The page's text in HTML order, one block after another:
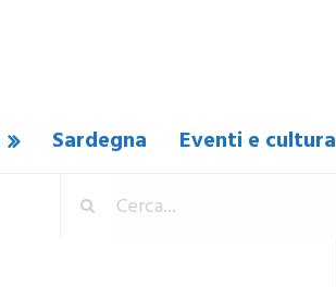
Sardegna Eventi e cultura